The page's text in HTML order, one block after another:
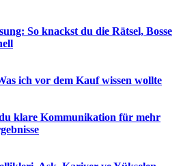
So knackst du die Rätsel, Bosse
ich vor dem Kauf wissen wollte
klare Kommunikation für mehr